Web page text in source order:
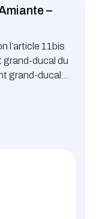
–
l’article 11bis
grand-ducal du
grand-ducal
une exposition